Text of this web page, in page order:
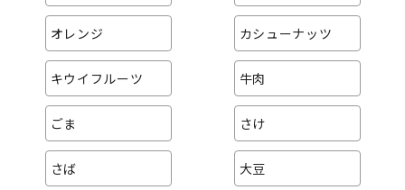
オレンジ カシューナッツ
キウイフルーツ 牛肉
ごま さけ
さば 大豆